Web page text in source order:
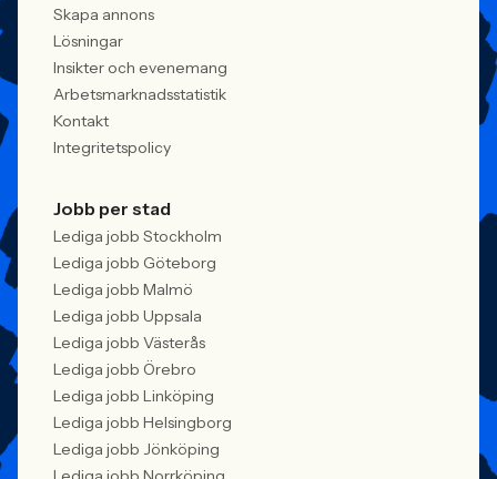
Skapa annons
Lösningar
Insikter och evenemang
Arbetsmarknadsstatistik
Kontakt
Integritetspolicy
Jobb per stad
Lediga jobb Stockholm
Lediga jobb Göteborg
Lediga jobb Malmö
Lediga jobb Uppsala
Lediga jobb Västerås
Lediga jobb Örebro
Lediga jobb Linköping
Lediga jobb Helsingborg
Lediga jobb Jönköping